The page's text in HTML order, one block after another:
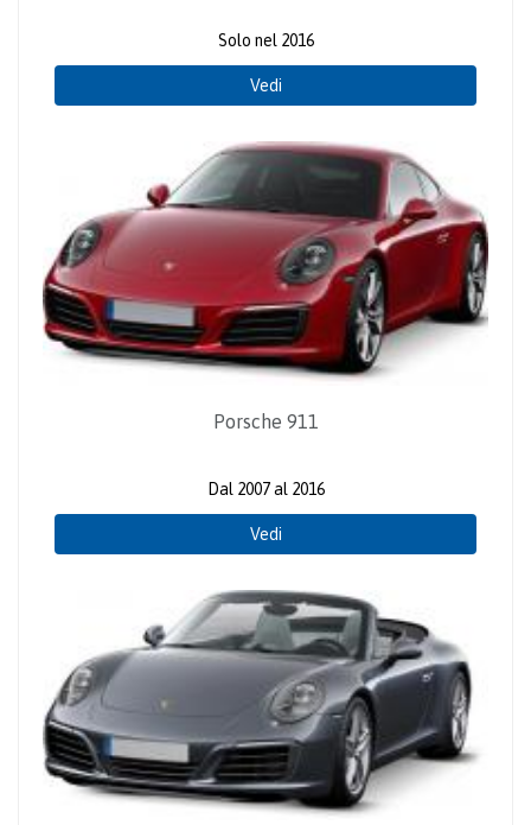
Solo nel 2016
Vedi
Porsche 911
Dal 2007 al 2016
Vedi